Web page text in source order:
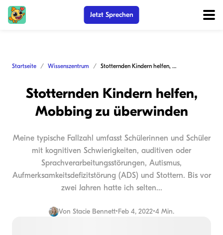
Jetzt Sprechen
Startseite Wissenszentrum Stotternden Kindern helfen, Mobbing zu überwinden
Stotternden Kindern helfen,
Mobbing zu überwinden
Meine typische Fallzahl umfasst Schülerinnen und Schüler
mit kognitiven Schwierigkeiten, auditiven oder
Sprachverarbeitungsstörungen, Autismus,
Aufmerksamkeitsdefizitstörung (ADS) und Stottern. Bis vor
zwei Jahren hatte ich selten...
Von Stacie Bennett•Feb 4, 2022•4 Min.